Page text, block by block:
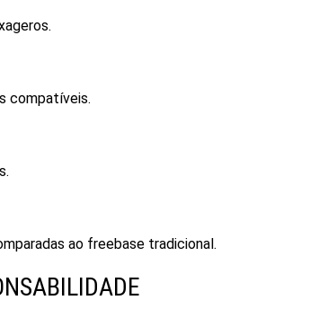
compatíveis.
ao freebase tradicional.